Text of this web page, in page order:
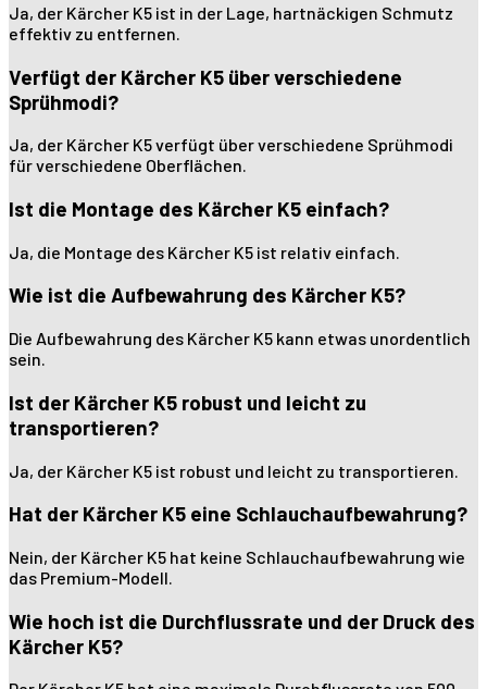
Ja, der Kärcher K5 ist in der Lage, hartnäckigen Schmutz
effektiv zu entfernen.
Verfügt der Kärcher K5 über verschiedene
Sprühmodi?
Ja, der Kärcher K5 verfügt über verschiedene Sprühmodi
für verschiedene Oberflächen.
Ist die Montage des Kärcher K5 einfach?
Ja, die Montage des Kärcher K5 ist relativ einfach.
Wie ist die Aufbewahrung des Kärcher K5?
Die Aufbewahrung des Kärcher K5 kann etwas unordentlich
sein.
Ist der Kärcher K5 robust und leicht zu
transportieren?
Ja, der Kärcher K5 ist robust und leicht zu transportieren.
Hat der Kärcher K5 eine Schlauchaufbewahrung?
Nein, der Kärcher K5 hat keine Schlauchaufbewahrung wie
das Premium-Modell.
Wie hoch ist die Durchflussrate und der Druck des
Kärcher K5?